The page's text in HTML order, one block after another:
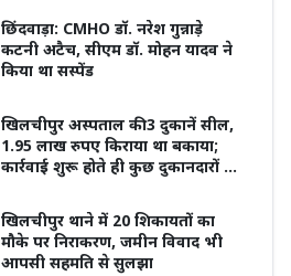
छिंदवाड़ा: CMHO डॉ. नरेश गुन्नाड़े
कटनी अटैच, सीएम डॉ. मोहन यादव ने
किया था सस्पेंड
खिलचीपुर अस्पताल की 3 दुकानें सील,
1.95 लाख रुपए किराया था बकाया;
कार्रवाई शुरू होते ही कुछ दुकानदारों ने
खिलचीपुर थाने में 20 शिकायतों का
मौके पर निराकरण, जमीन विवाद भी
आपसी सहमति से सुलझा